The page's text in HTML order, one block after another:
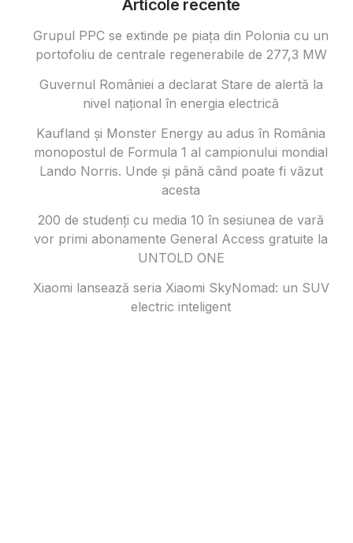
Articole recente
Grupul PPC se extinde pe piața din Polonia cu un
portofoliu de centrale regenerabile de 277,3 MW
Guvernul României a declarat Stare de alertă la
nivel național în energia electrică
Kaufland și Monster Energy au adus în România
monopostul de Formula 1 al campionului mondial
Lando Norris. Unde și până când poate fi văzut
acesta
200 de studenți cu media 10 în sesiunea de vară
vor primi abonamente General Access gratuite la
UNTOLD ONE
Xiaomi lansează seria Xiaomi SkyNomad: un SUV
electric inteligent